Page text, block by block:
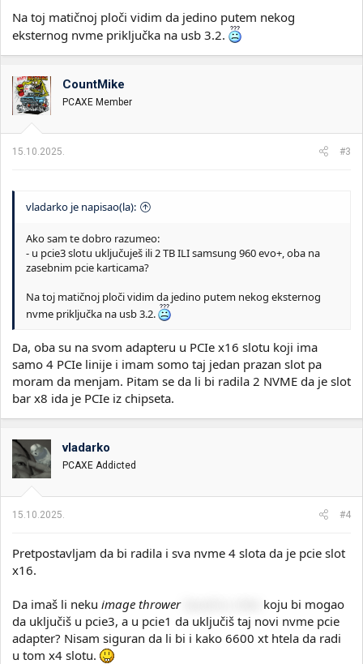
Na toj matičnoj ploči vidim da jedino putem nekog
eksternog nvme priključka na usb 3.2.
CountMike
PCAXE Member
15.10.2025. #3
vladarko je napisao(la):
Ako sam te dobro razumeo:
- u pcie3 slotu uključuješ ili 2 TB ILI samsung 960 evo+, oba na
zasebnim pcie karticama?
Na toj matičnoj ploči vidim da jedino putem nekog eksternog
nvme priključka na usb 3.2.
Da, oba su na svom adapteru u PCIe x16 slotu koji ima
samo 4 PCIe linije i imam somo taj jedan prazan slot pa
moram da menjam. Pitam se da li bi radila 2 NVME da je slot
bar x8 ida je PCIe iz chipseta.
vladarko
PCAXE Addicted
15.10.2025. #4
Pretpostavljam da bi radila i sva nvme 4 slota da je pcie slot
x16.
Da imaš li neku image thrower
koju bi mogao
da uključiš u pcie3, a u pcie1 da uključiš taj novi nvme pcie
adapter? Nisam siguran da li bi i kako 6600 xt htela da radi
u tom x4 slotu.